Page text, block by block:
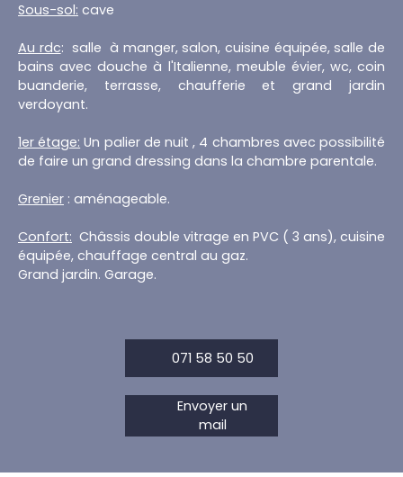
Sous-sol: cave
Au rdc: salle à manger, salon, cuisine équipée, salle de
bains avec douche à l'Italienne, meuble évier, wc, coin
buanderie, terrasse, chaufferie et grand jardin
verdoyant.
1er étage: Un palier de nuit , 4 chambres avec possibilité
de faire un grand dressing dans la chambre parentale.
Grenier : aménageable.
Confort: Châssis double vitrage en PVC ( 3 ans), cuisine
équipée, chauffage central au gaz.
Grand jardin. Garage.
071 58 50 50
Envoyer un
mail